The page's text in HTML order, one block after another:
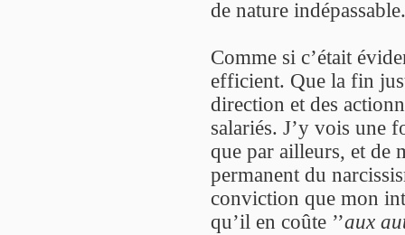
de nature indépassable.
Comme si c’était
efficient. Que la fin
direction et des
salariés. J’y vois une
que par ailleurs, et de
permanent du
conviction que mon
qu’il en coûte ’’aux